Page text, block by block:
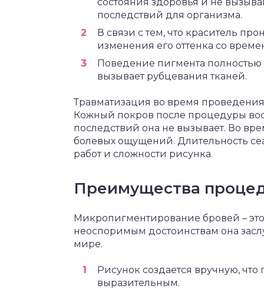
последствий для организма.
В связи с тем, что краситель
изменения его оттенка со
Поведение пигмента
вызывает рубцевания тканей.
Травматизация во время
Кожный покров после процедуры
последствий она не вызывает. Во
болевых ощущений. Длительность
работ и сложности рисунка.
Преимущества
Микропигментирование бровей –
неоспоримым достоинствам она
мире.
Рисунок создается вручную,
выразительным.